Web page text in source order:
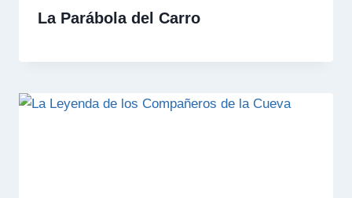
La Parábola del Carro